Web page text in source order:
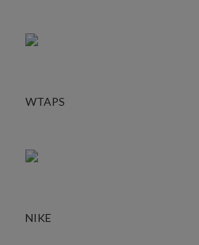
WTAPS
NIKE